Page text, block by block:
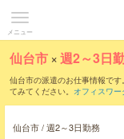
メニュー
仙台市 ×週2～3日
仙台市の派遣のお仕事情報です。
てみてください。 オフィスワ
す。
仙台市 / 週2～3日勤務